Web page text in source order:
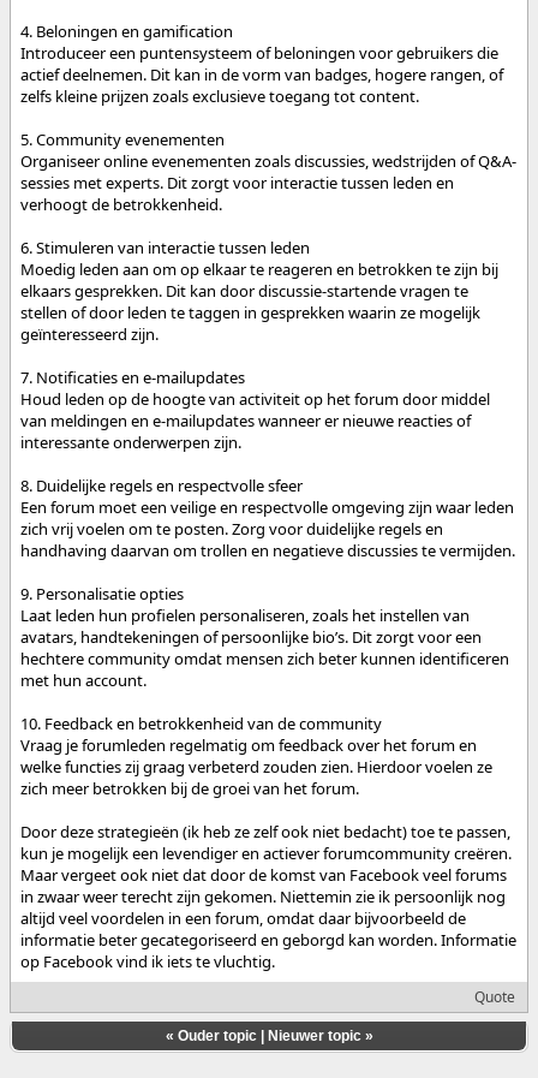
4. Beloningen en gamification
Introduceer een puntensysteem of beloningen voor gebruikers die
actief deelnemen. Dit kan in de vorm van badges, hogere rangen, of
zelfs kleine prijzen zoals exclusieve toegang tot content.
5. Community evenementen
Organiseer online evenementen zoals discussies, wedstrijden of Q&A-
sessies met experts. Dit zorgt voor interactie tussen leden en
verhoogt de betrokkenheid.
6. Stimuleren van interactie tussen leden
Moedig leden aan om op elkaar te reageren en betrokken te zijn bij
elkaars gesprekken. Dit kan door discussie-startende vragen te
stellen of door leden te taggen in gesprekken waarin ze mogelijk
geïnteresseerd zijn.
7. Notificaties en e-mailupdates
Houd leden op de hoogte van activiteit op het forum door middel
van meldingen en e-mailupdates wanneer er nieuwe reacties of
interessante onderwerpen zijn.
8. Duidelijke regels en respectvolle sfeer
Een forum moet een veilige en respectvolle omgeving zijn waar leden
zich vrij voelen om te posten. Zorg voor duidelijke regels en
handhaving daarvan om trollen en negatieve discussies te vermijden.
9. Personalisatie opties
Laat leden hun profielen personaliseren, zoals het instellen van
avatars, handtekeningen of persoonlijke bio’s. Dit zorgt voor een
hechtere community omdat mensen zich beter kunnen identificeren
met hun account.
10. Feedback en betrokkenheid van de community
Vraag je forumleden regelmatig om feedback over het forum en
welke functies zij graag verbeterd zouden zien. Hierdoor voelen ze
zich meer betrokken bij de groei van het forum.
Door deze strategieën (ik heb ze zelf ook niet bedacht) toe te passen,
kun je mogelijk een levendiger en actiever forumcommunity creëren.
Maar vergeet ook niet dat door de komst van Facebook veel forums
in zwaar weer terecht zijn gekomen. Niettemin zie ik persoonlijk nog
altijd veel voordelen in een forum, omdat daar bijvoorbeeld de
informatie beter gecategoriseerd en geborgd kan worden. Informatie
op Facebook vind ik iets te vluchtig.
Quote
« Ouder topic| Nieuwer topic»